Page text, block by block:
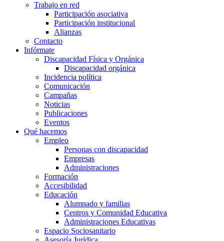
Trabajo en red
Participación asociativa
Participación institucional
Alianzas
Contacto
Infórmate
Discapacidad Física y Orgánica
Discapacidad orgánica
Incidencia política
Comunicación
Campañas
Noticias
Publicaciones
Eventos
Qué hacemos
Empleo
Personas con discapacidad
Empresas
Administraciones
Formación
Accesibilidad
Educación
Alumnado y familias
Centros y Comunidad Educativa
Administraciones Educativas
Espacio Sociosanitario